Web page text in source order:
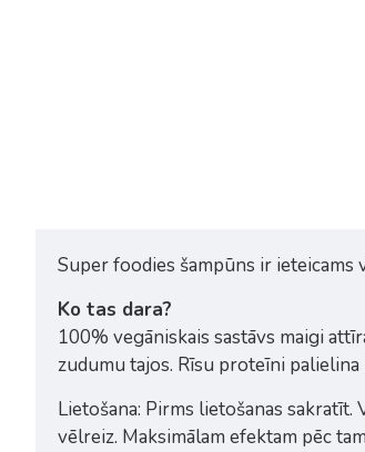
Super foodies šampūns ir ieteicams
Ko tas dara?
100% vegāniskais sastāvs maigi
zudumu tajos. Rīsu proteīni
Lietošana: Pirms lietošanas
vēlreiz. Maksimālam efektam pēc